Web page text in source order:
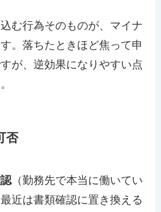
む行為そのものが、マイナ
。落ちたときほど焦って申
が、逆効果になりやすい点
否
（勤務先で本当に働いてい
近は書類確認に置き換える